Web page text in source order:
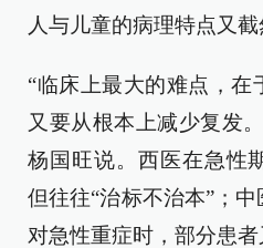
人与儿童的病理特点又截
“临床上最大的难点，在
又要从根本上减少复发
杨国旺说。西医在急性
但往往“治标不治本”；
对急性重症时，部分患者